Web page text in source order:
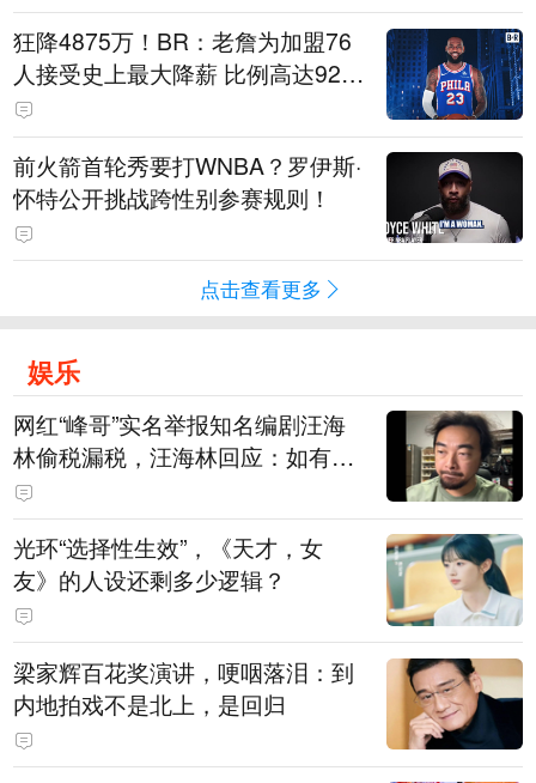
狂降4875万！BR：老詹为加盟76
人接受史上最大降薪 比例高达92.
6%
前火箭首轮秀要打WNBA？罗伊斯·
怀特公开挑战跨性别参赛规则！
点击查看更多
娱乐
网红“峰哥”实名举报知名编剧汪海
林偷税漏税，汪海林回应：如有违
法行为，相关机构自会进行评判和
处理，清者自清，无需一一回应
光环“选择性生效”，《天才，女
友》的人设还剩多少逻辑？
梁家辉百花奖演讲，哽咽落泪：到
内地拍戏不是北上，是回归